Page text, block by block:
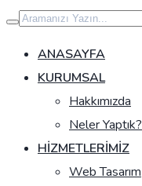
İçeriğe
geç
ANASAYFA
KURUMSAL
Hakkımızda
Neler Yaptık?
HIZMETLERIMIZ
Web Tasarım